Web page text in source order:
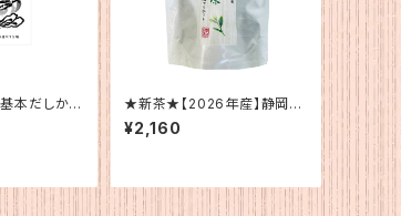
本だしかつ
★新茶★【2026年産】静岡
産 ティーバッグ緑茶（水・お
湯用）
¥2,160